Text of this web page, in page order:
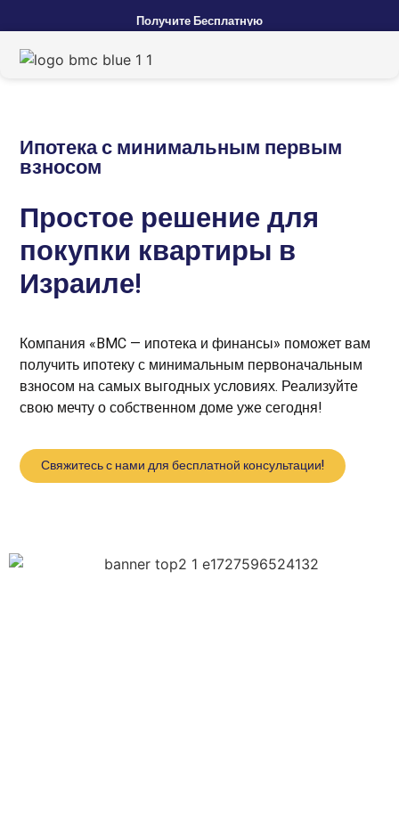
ПолучитеБесплатную
Ипотека с минимальным первым
взносом
Простое решение для
покупки квартиры в
Израиле!
Компания «BMC — ипотека и финансы» поможет вам
получить ипотеку с минимальным первоначальным
взносом на самых выгодных условиях. Реализуйте
свою мечту о собственном доме уже сегодня!
Свяжитесь с нами для бесплатной консультации!